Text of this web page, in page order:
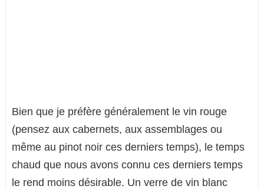
Bien que je préfère généralement le vin rouge
(pensez aux cabernets, aux assemblages ou
même au pinot noir ces derniers temps), le temps
chaud que nous avons connu ces derniers temps
le rend moins désirable. Un verre de vin blanc